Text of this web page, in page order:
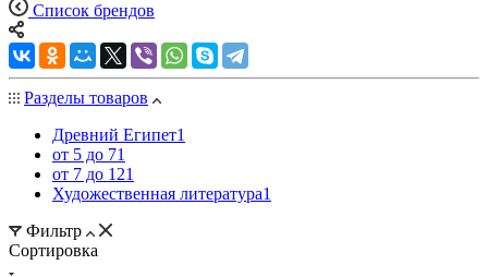
Список брендов
Разделы товаров
Древний Египет1
от 5 до 71
от 7 до 121
Художественная литература1
Фильтр
Сортировка